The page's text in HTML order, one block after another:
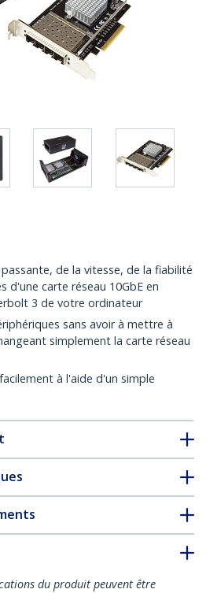
de la vitesse, de la fiabilité
d'une carte réseau 10GbE en
3 de votre ordinateur
sans avoir à mettre à
simplement la carte réseau
à l'aide d'un simple
du produit peuvent être